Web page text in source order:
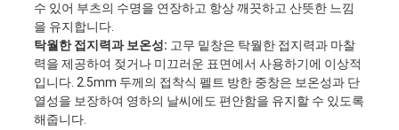
수 있어 부츠의 수명을 연장하고 항상 깨끗하고 산뜻한 느낌
을 유지합니다.
탁월한 접지력과 보온성: 고무 밑창은 탁월한 접지력과 마찰
력을 제공하여 젖거나 미끄러운 표면에서 사용하기에 이상적
입니다. 2.5mm 두께의 접착식 펠트 방한 중창은 보온성과 단
열성을 보장하여 영하의 날씨에도 편안함을 유지할 수 있도록
해줍니다.